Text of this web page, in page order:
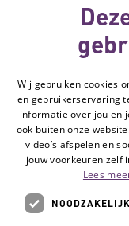
Wij gebruiken cookies
en gebruikerservaring
informatie over jou en
ook buiten onze
video’s afspelen en
jouw voorkeuren zelf
Lees